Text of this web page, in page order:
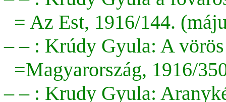
= Az Est, 1916/144.
– – : Krúdy Gyula: A
=Magyarország, 1916/
– – : Krudy Gyula: